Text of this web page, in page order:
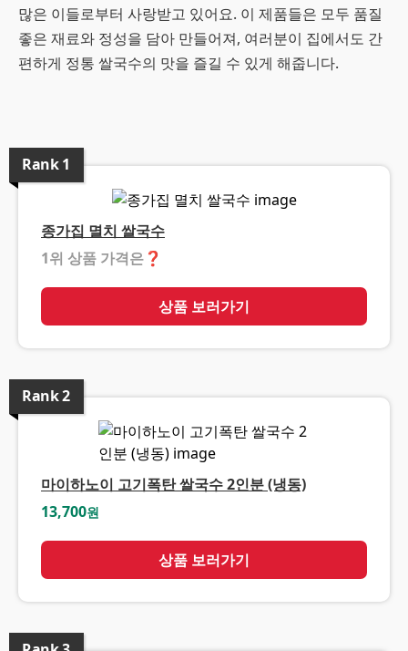
많은 이들로부터 사랑받고 있어요. 이 제품들은 모두 품질
좋은 재료와 정성을 담아 만들어져, 여러분이 집에서도 간
편하게 정통 쌀국수의 맛을 즐길 수 있게 해줍니다.
Rank1
종가집 멸치 쌀국수
1위 상품 가격은 ❓
상품 보러가기
Rank2
마이하노이 고기폭탄 쌀국수 2인분 (냉동)
13,700원
상품 보러가기